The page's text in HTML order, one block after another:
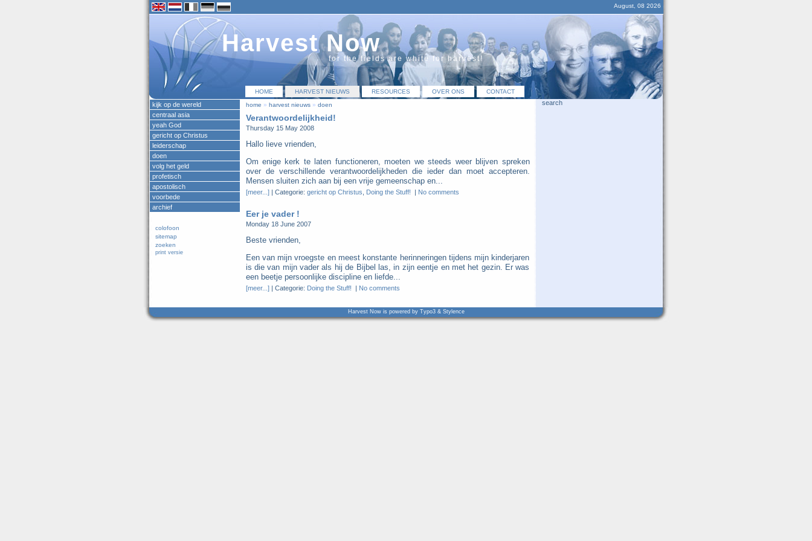
August, 08 2026
Harvest Now
for the fields are white for harvest!
HOME HARVEST NIEUWS RESOURCES OVER ONS
CONTACT
home » harvest nieuws» doen
Verantwoordelijkheid!
Thursday 15 May 2008
Hallo lieve vrienden,
Om enige kerk te laten functioneren, moeten we steeds weer blijven spreken
over de verschillende verantwoordelijkheden die ieder dan moet accepteren.
Mensen sluiten zich aan bij een vrije gemeenschap en...
[meer...]| Categorie: gericht op Christus Doing the Stuff! | No comments
Eer je vader !
Monday 18 June 2007
Beste vrienden,
Een van mijn vroegste en meest konstante herinneringen tijdens mijn kinderjaren
is die van mijn vader als hij de Bijbel las, in zijn eentje en met het gezin. Er was
een beetje persoonlijke discipline en liefde...
[meer...]| Categorie: Doing the Stuff! | No comments
kijk op de wereld
centraal asia
yeah God
gericht op Christus
leiderschap
doen
volg het geld
profetisch
apostolisch
voorbede
archief
colofoon
sitemap
zoeken
print versie
search
Harvest Now is powered by Typo3 & Stylence